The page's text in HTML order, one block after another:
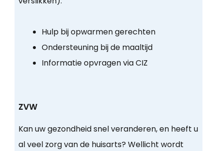
Hulp bij opwarmen gerechten
Ondersteuning bij de maaltijd
Informatie opvragen via CIZ
ZVW
Kan uw gezondheid snel veranderen, en heeft u
al veel zorg van de huisarts? Wellicht wordt